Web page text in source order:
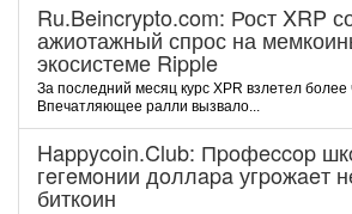
Ru.Beincrypto.com: Рост XRP
ажиотажный спрос на
экосистеме Ripple
За последний месяц курс XPR взлетел
Впечатляющее ралли вызвало...
Happycoin.Club: Пpoфeccop
гeгeмoнии дoллapa угpoжaeт
биткoин